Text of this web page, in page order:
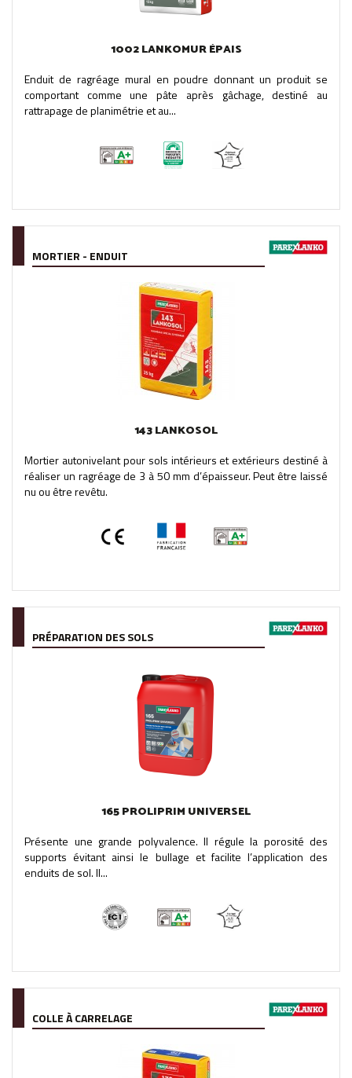
1002 LANKOMUR ÉPAIS
Enduit de ragréage mural en poudre donnant un produit se
comportant comme une pâte après gâchage, destiné au
rattrapage de planimétrie et au...
MORTIER - ENDUIT
143 LANKOSOL
Mortier autonivelant pour sols intérieurs et extérieurs destiné à
réaliser un ragréage de 3 à 50 mm d’épaisseur. Peut être laissé
nu ou être revêtu.
PRÉPARATION DES SOLS
165 PROLIPRIM UNIVERSEL
Présente une grande polyvalence. Il régule la porosité des
supports évitant ainsi le bullage et facilite l’application des
enduits de sol. Il...
COLLE À CARRELAGE